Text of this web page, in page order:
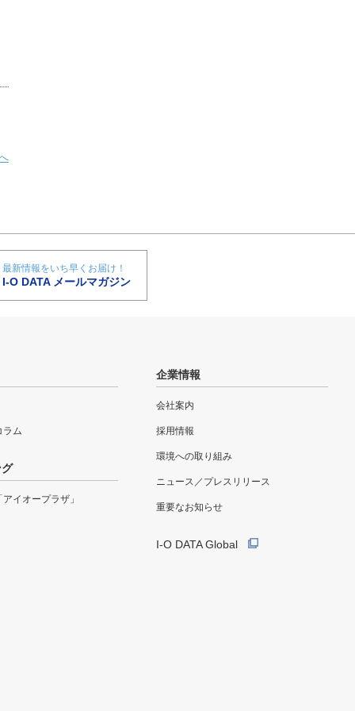
最新情報をいち早くお届け！
I-O DATA メールマガジン
ラム
イオープラザ」
企業情報
会社案内
採用情報
環境への取り組み
ニュース／プレスリリース
重要なお知らせ
I-O DATA Global